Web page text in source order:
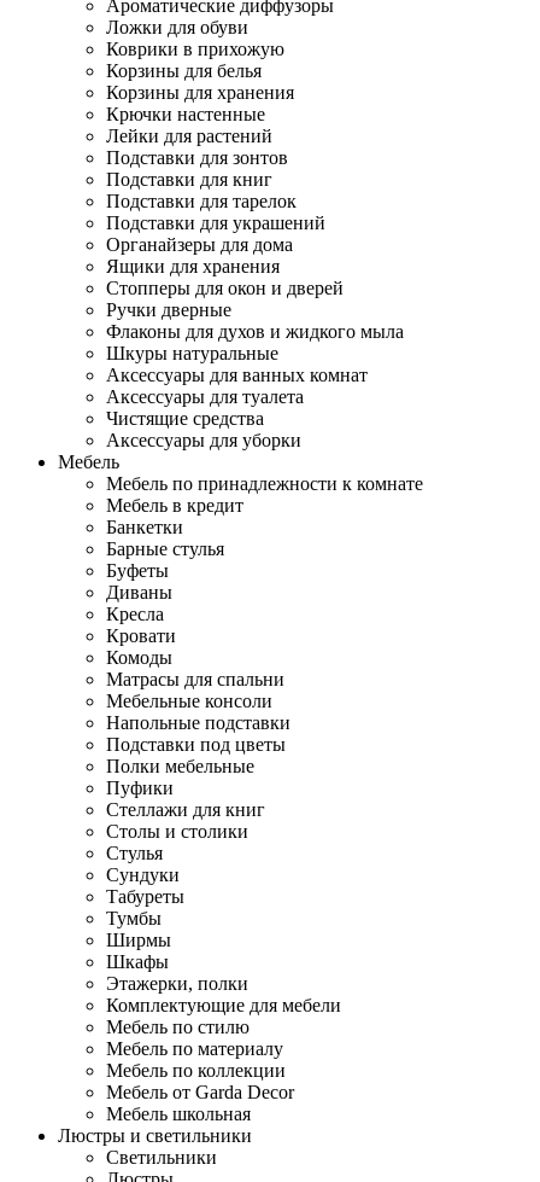
Ароматические диффузоры
Ложки для обуви
Коврики в прихожую
Корзины для белья
Корзины для хранения
Крючки настенные
Лейки для растений
Подставки для зонтов
Подставки для книг
Подставки для тарелок
Подставки для украшений
Органайзеры для дома
Ящики для хранения
Стопперы для окон и дверей
Ручки дверные
Флаконы для духов и жидкого мыла
Шкуры натуральные
Аксессуары для ванных комнат
Аксессуары для туалета
Чистящие средства
Аксессуары для уборки
Мебель
Мебель по принадлежности к комнате
Мебель в кредит
Банкетки
Барные стулья
Буфеты
Диваны
Кресла
Кровати
Комоды
Матрасы для спальни
Мебельные консоли
Напольные подставки
Подставки под цветы
Полки мебельные
Пуфики
Стеллажи для книг
Столы и столики
Стулья
Сундуки
Табуреты
Тумбы
Ширмы
Шкафы
Этажерки, полки
Комплектующие для мебели
Мебель по стилю
Мебель по материалу
Мебель по коллекции
Мебель от Garda Decor
Мебель школьная
Люстры и светильники
Светильники